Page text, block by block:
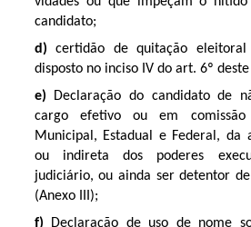
candidato;
d)certidão de quitação
disposto no inciso IV do art. 6º deste
e) Declaração do candidato de
cargo efetivo ou em
Municipal, Estadual e Federal, da
ou indireta dos poderes
judiciário, ou ainda ser detentor
(Anexo III);
f)
Declaração de uso de nome